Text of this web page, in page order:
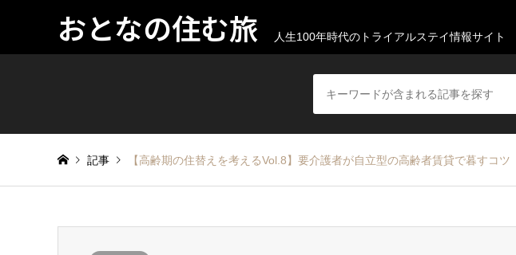
おとなの住む旅 人生100年時代のトライアルステイ情報サイト
記事 【高齢期の住替えを考えるVol.8】要介護者が自立型の高齢者賃貸で暮すコツ